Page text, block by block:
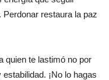
restaura la paz
quien te lastimó no por
¡No lo hagas